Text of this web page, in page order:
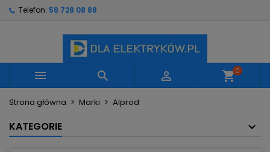
Telefon: 58 728 08 88
   shopping_cart0
Strona główna Marki Alprod
KATEGORIE
Utwórz nową listę
((confirmMessage))
Nazwa listy życzeń
Musisz być zalogowany by zapisać produkty na
swojej liście życzeń.